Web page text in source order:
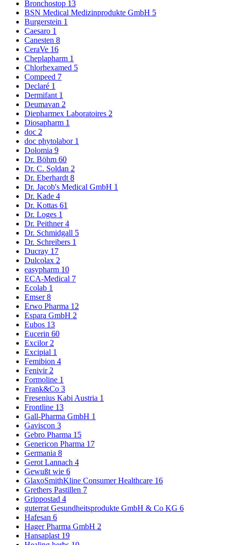
Bronchostop 13
BSN Medical Medizinprodukte GmbH 5
Burgerstein 1
Caesaro 1
Canesten 8
CeraVe 16
Cheplapharm 1
Chlorhexamed 5
Compeed 7
Declaré 1
Dermifant 1
Deumavan 2
Diepharmex Laboratoires 2
Diosapharm 1
doc 2
doc phytolabor 1
Dolomia 9
Dr. Böhm 60
Dr. C. Soldan 2
Dr. Eberhardt8
Dr. Jacob's Medical GmbH 1
Dr. Kade 4
Dr. Kottas 61
Dr. Loges 1
Dr. Peithner4
Dr. Schmidgall 5
Dr. Schreibers 1
Ducray 17
Dulcolax 2
easypharm 10
ECA-Medical 7
Ecolab 1
Emser8
Erwo Pharma 12
Espara GmbH 2
Eubos 13
Eucerin 60
Excilor2
Excipial 1
Femibion 4
Fenivir2
Formoline 1
Frank&Co 3
Fresenius Kabi Austria 1
Frontline 13
Gall-Pharma GmbH 1
Gaviscon 3
Gebro Pharma 15
Genericon Pharma 17
Germania 8
Gerot Lannach 4
Gewußt wie 6
GlaxoSmithKline Consumer Healthcare 16
Grethers Pastillen 7
Grippostad 4
guterrat Gesundheitsprodukte GmbH & Co KG 6
Hafesan 6
Hager Pharma GmbH 2
Hansaplast 19